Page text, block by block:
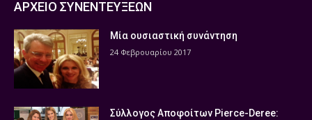
ΑΡΧΕΙΟ ΣΥΝΕΝΤΕΥΞΕΩΝ
Μία ουσιαστική συνάντηση
24 Φεβρουαρίου 2017
Σύλλογος Αποφοίτων Pierce-Deree: